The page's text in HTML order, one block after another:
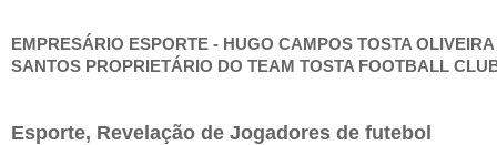
EMPRESÁRIO ESPORTE - HUGO CAMPOS TOSTA OLIVEIRA
SANTOS PROPRIETÁRIO DO TEAM TOSTA FOOTBALL
Esporte, Revelação de Jogadores de futebol